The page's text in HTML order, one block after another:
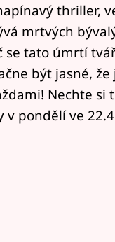
thriller,
mrtvých
se tato úmrtí
být jasné, že
Nechte si
v pondělí ve